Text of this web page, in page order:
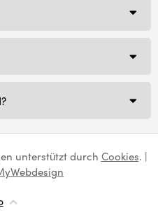
unterstützt durch Cookies. |